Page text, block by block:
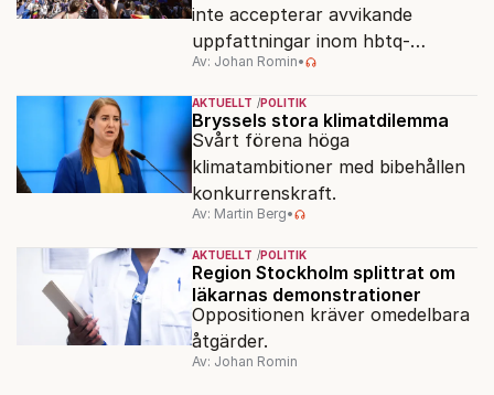
inte accepterar avvikande
uppfattningar inom hbtq-
rörelsen. "Vi har inga problem
med transpersoner", säger
ordföranden Linn Saarinen.
Av: Johan Romin•
AKTUELLT POLITIK
Bryssels stora klimatdilemma
Svårt förena höga
klimatambitioner med bibehållen
konkurrenskraft.
Av: Martin Berg•
AKTUELLT POLITIK
Region Stockholm splittrat om
läkarnas demonstrationer
Oppositionen kräver omedelbara
åtgärder.
Av: Johan Romin